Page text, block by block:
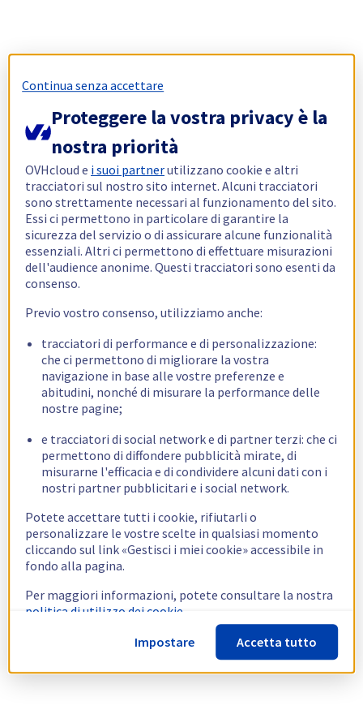
Continua senza accettare
Proteggere la vostra privacy è la
nostra priorità
OVHcloud e i suoi partnerutilizzano cookie e altri
tracciatori sul nostro sito internet. Alcuni tracciatori
sono strettamente necessari al funzionamento del sito.
Essi ci permettono in particolare di garantire la
sicurezza del servizio o di assicurare alcune funzionalità
essenziali. Altri ci permettono di effettuare misurazioni
dell'audience anonime. Questi tracciatori sono esenti da
consenso.
Previo vostro consenso, utilizziamo anche:
tracciatori di performance e di personalizzazione:
che ci permettono di migliorare la vostra
navigazione in base alle vostre preferenze e
abitudini, nonché di misurare la performance delle
nostre pagine;
e tracciatori di social network e di partner terzi: che ci
permettono di diffondere pubblicità mirate, di
misurarne l'efficacia e di condividere alcuni dati con i
nostri partner pubblicitari e i social network.
Potete accettare tutti i cookie, rifiutarli o
personalizzare le vostre scelte in qualsiasi momento
cliccando sul link «Gestisci i miei cookie» accessibile in
fondo alla pagina.
Per maggiori informazioni, potete consultare la nostra
politica di utilizzo dei cookie.
Impostare
Accetta tutto